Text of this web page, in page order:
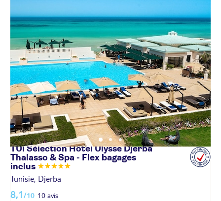
TUI Sélection Hôtel Ulysse Djerba
Thalasso & Spa - Flex bagages
inclus
Tunisie, Djerba
8,1/10 10 avis